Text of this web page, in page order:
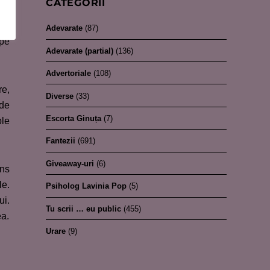
CATEGORII
Adevarate (87)
Adevarate (partial) (136)
Advertoriale (108)
Diverse (33)
Escorta Ginuța (7)
Fantezii (691)
Giveaway-uri (6)
Psiholog Lavinia Pop (5)
Tu scrii … eu public (455)
Urare (9)